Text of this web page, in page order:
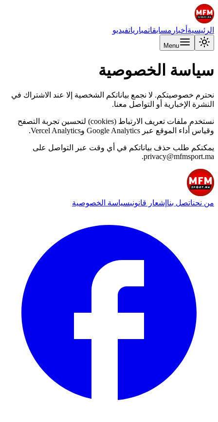
الرئيسية أخبار مسابقاتمبارياتفيديو
Menu
سياسة الخصوصية
نحترم خصوصيتكم. لا نجمع بياناتكم الشخصية إلا عند الاشتراك في
النشرة الإخبارية أو التواصل معنا.
نستخدم ملفات تعريف الارتباط (cookies) لتحسين تجربة التصفح
وقياس أداء الموقع عبر Google Analytics وVercel Analytics.
يمكنكم طلب حذف بياناتكم في أي وقت عبر التواصل على
privacy@mfmsport.ma.
من نحناتصل بنا إشعار قانونيسياسة الخصوصية